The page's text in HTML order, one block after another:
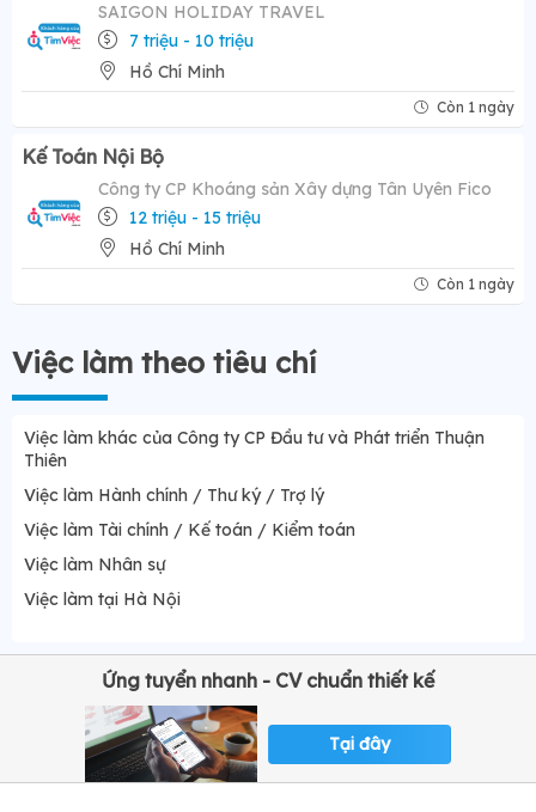
SAIGON HOLIDAY TRAVEL
7 triệu - 10 triệu
Hồ Chí Minh
Còn 1 ngày
Kế Toán Nội Bộ
Công ty CP Khoáng sản Xây dựng Tân Uyên Fico
12 triệu - 15 triệu
Hồ Chí Minh
Còn 1 ngày
Việc làm theo tiêu chí
Việc làm khác của Công ty CP Đầu tư và Phát triển Thuận
Thiên
Việc làm Hành chính / Thư ký / Trợ lý
Việc làm Tài chính / Kế toán / Kiểm toán
Việc làm Nhân sự
Việc làm tại Hà Nội
Ứng tuyển nhanh - CV chuẩn thiết kế
Tại đây